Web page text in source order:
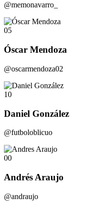
@memonavarro_
05
Óscar Mendoza
@oscarmendoza02
10
Daniel González
@futboloblicuo
00
Andrés Araujo
@andraujo